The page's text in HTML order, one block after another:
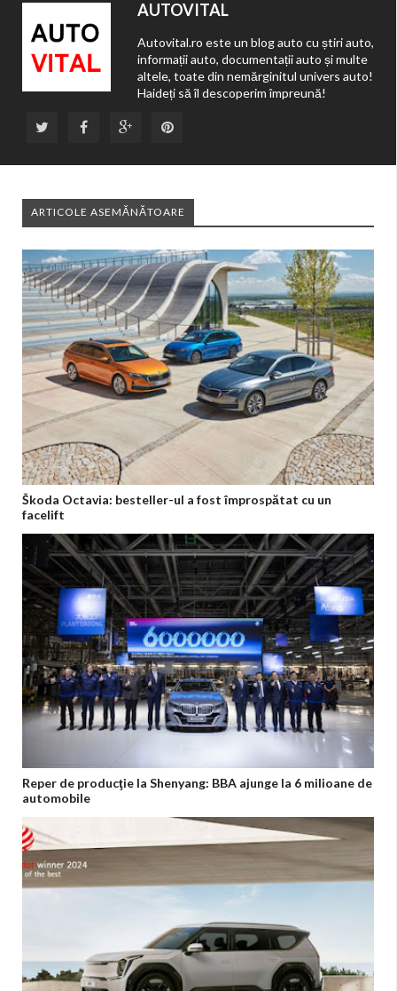
AUTOVITAL
Autovital.ro este un blog auto cu știri auto,
informații auto, documentații auto și multe
altele, toate din nemărginitul univers auto!
Haideți să îl descoperim împreună!
ARTICOLE ASEMĂNĂTOARE
Škoda Octavia: besteller-ul a fost împrospătat cu un
facelift
Reper de producţie la Shenyang: BBA ajunge la 6 milioane de
automobile